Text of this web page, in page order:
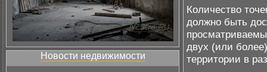
Новости недвижимости
Количество
должно быть
двух (или
территории в